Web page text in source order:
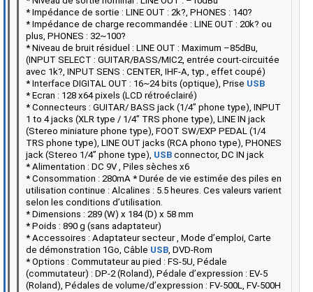
* Impédance de sortie : LINE OUT : 2k?, PHONES : 140?
* Impédance de charge recommandée : LINE OUT : 20k? ou
plus, PHONES : 32~100?
* Niveau de bruit résiduel : LINE OUT : Maximum –85dBu,
(INPUT SELECT : GUITAR/BASS/MIC2, entrée court-circuitée
avec 1k?, INPUT SENS : CENTER, IHF-A, typ., effet coupé)
* Interface DIGITAL OUT : 16~24 bits (optique), Prise USB
* Ecran : 128 x64 pixels (LCD rétroéclairé)
* Connecteurs : GUITAR/ BASS jack (1/4” phone type), INPUT
1 to 4 jacks (XLR type / 1/4” TRS phone type), LINE IN jack
(Stereo miniature phone type), FOOT SW/EXP PEDAL (1/4
TRS phone type), LINE OUT jacks (RCA phono type), PHONES
jack (Stereo 1/4” phone type), USB connector, DC IN jack
* Alimentation : DC 9V , Piles sèches x6
* Consommation : 280mA * Durée de vie estimée des piles en
utilisation continue : Alcalines : 5.5 heures. Ces valeurs varient
selon les conditions d’utilisation.
* Dimensions : 289 (W) x 184 (D) x 58 mm
* Poids : 890 g (sans adaptateur)
* Accessoires : Adaptateur secteur , Mode d’emploi, Carte
de démonstration 1Go, Câble USB, DVD-Rom
* Options : Commutateur au pied : FS-5U, Pédale
(commutateur) : DP-2 (Roland), Pédale d’expression : EV-5
(Roland), Pédales de volume/d’expression : FV-500L, FV-500H